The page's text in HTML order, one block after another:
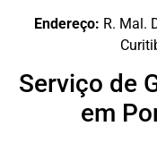
Endereço: R. Mal.
Serviço de
em